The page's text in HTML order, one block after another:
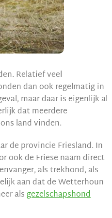
Relatief veel
dan ook regelmatig in
maar daar is eigenlijk al
dat meerdere
land vinden.
de provincie Friesland. In
ook de Friese naam direct
als trekhond, als
aan dat de Wetterhoun
alsgezelschapshond